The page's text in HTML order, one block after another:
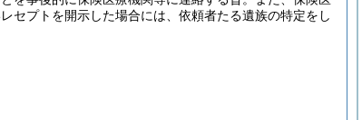
セプトを開示した場合には、依頼者たる遺族の特定をし